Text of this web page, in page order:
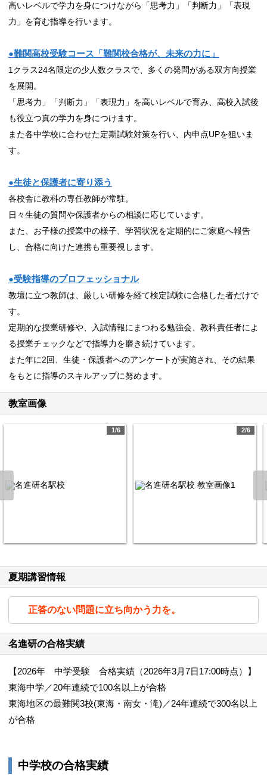
高いレベルで学力を身につけながら「思考力」「判断力」「表現
力」を育む指導を行います。
●難関高校受験コース「難関校合格が、未来の力に」
1クラス24名限定の少人数クラスで、多くの発問がある双方向授業
を展開。
「思考力」「判断力」「表現力」を高いレベルで育み、高校入試後
も役立つ真の学力を身につけます。
また各中学校に合わせた定期試験対策を行い、内申点UPを狙いま
す。
●生徒と保護者に寄り添う
各校舎に教科の専任教師が常駐。
日々生徒の質問や保護者からの相談に応じています。
また、お子様の授業中の様子、学習状況を定期的にご家庭へ報告
し、合格に向けた連携も重要視します。
●受験指導のプロフェッショナル
教壇に立つ教師は、厳しい研修を経て検定試験に合格した者だけで
す。
定期的な授業研修や、入試情報にまつわる勉強会、教科責任者によ
る授業チェックなどで指導力を磨き続けています。
また年に2回、生徒・保護者へのアンケートが実施され、その結果
をもとに指導のスキルアップに努めます。
教室画像
1/6 2/6
夏期講習情報
正答のない問題に立ち向かう力を。
名進研の合格実績
【2026年 中学受験 合格実績（2026年3月7日17:00時点）】
東海中学／20年連続で100名以上が合格
東海地区の最難関3校(東海・南女・滝)／24年連続で300名以上
が合格
中学校の合格実績